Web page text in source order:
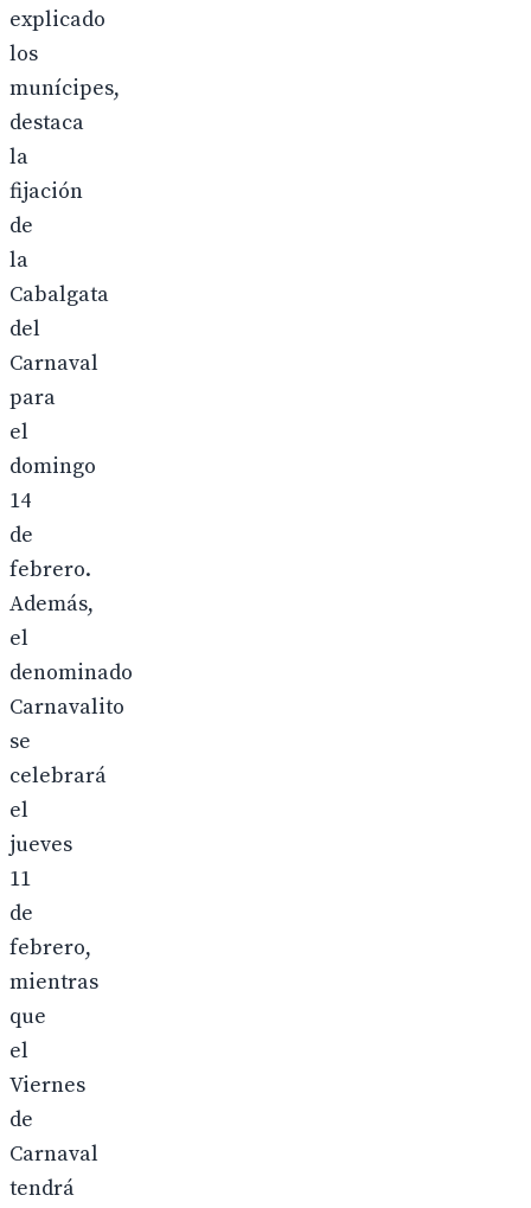
explicado
los
munícipes,
destaca
la
fijación
de
la
Cabalgata
del
Carnaval
para
el
domingo
14
de
febrero.
Además,
el
denominado
Carnavalito
se
celebrará
el
jueves
11
de
febrero,
mientras
que
el
Viernes
de
Carnaval
tendrá